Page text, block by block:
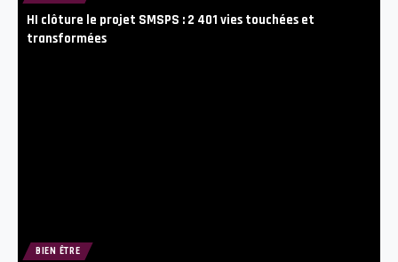
HI clôture le projet SMSPS : 2 401 vies touchées et
transformées
BIEN ÊTRE